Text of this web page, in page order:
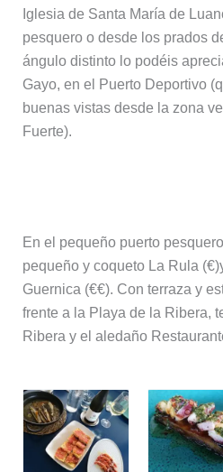
Iglesia de Santa María de
pesquero o desde los prados
ángulo distinto lo podéis
Gayo, en el Puerto Deportivo
buenas vistas desde la zona
Fuerte).
En el pequeño puerto
pequeño y coqueto La Rula
Guernica (€€). Con terraza y
frente a la Playa de la Ribera,
Ribera y el aledaño